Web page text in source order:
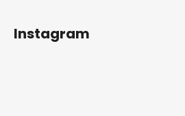
Instagram